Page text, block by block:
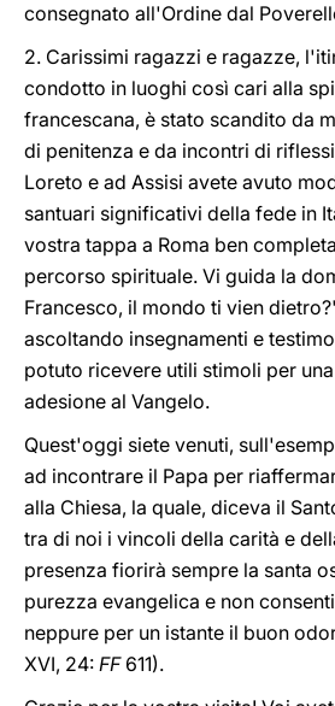
consegnato all'Ordine dal
2. Carissimi ragazzi e ragazze,
condotto in luoghi così cari alla
francescana, è stato scandito da
di penitenza e da incontri di
Loreto e ad Assisi avete avuto
santuari significativi della fede in
vostra tappa a Roma ben
percorso spirituale. Vi guida la
Francesco, il mondo ti vien
ascoltando insegnamenti e
potuto ricevere utili stimoli per
adesione al Vangelo.
Quest'oggi siete venuti,
ad incontrare il Papa per
alla Chiesa, la quale, diceva il
tra di noi i vincoli della carità e
presenza fiorirà sempre la santa
purezza evangelica e non
neppure per un istante il buon
XVI, 24: FF611).